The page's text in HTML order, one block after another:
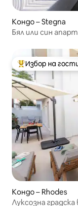
Кондо – Stegna
Бял или син
Най-популярен
Избор на
Кондо – Rhodes
Луксозна градска